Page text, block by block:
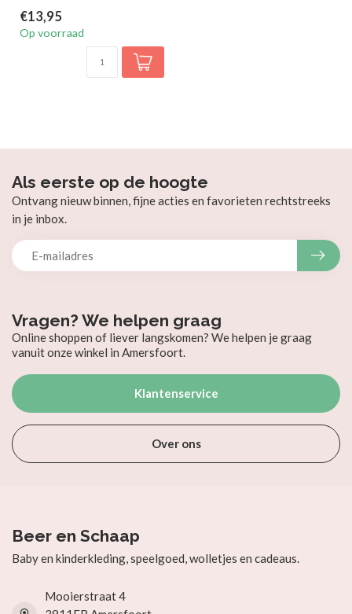
€13,95
Op voorraad
Vragen? We helpen graag
Online shoppen of liever langskomen? We helpen je graag
vanuit onze winkel in Amersfoort.
Klantenservice
Over ons
Als eerste op de hoogte
Ontvang nieuw binnen, fijne acties en favorieten rechtstreeks
in je inbox.
Beer en Schaap
Baby en kinderkleding, speelgoed, wolletjes en cadeaus.
Mooierstraat 4